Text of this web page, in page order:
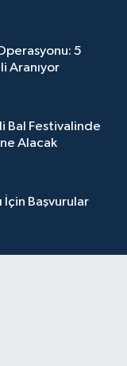
5
Aranıyor
Bal Festivalinde
Alacak
İçin Başvurular